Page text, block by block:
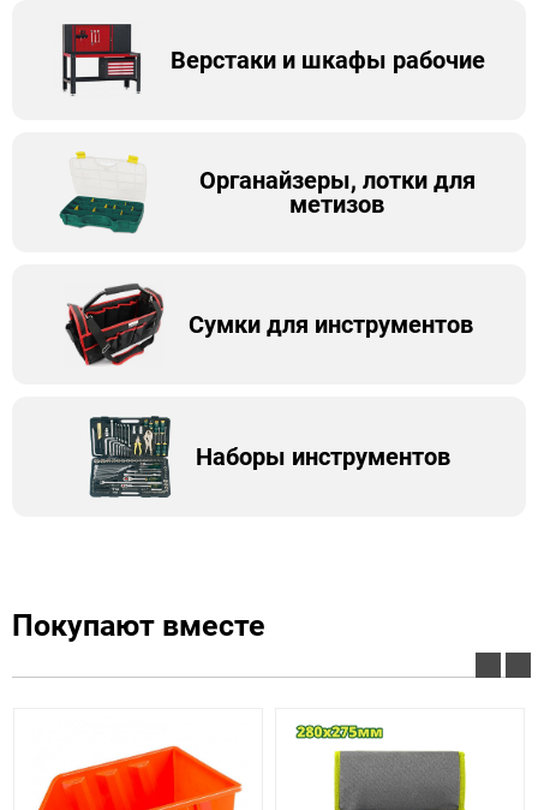
Верстаки и шкафы рабочие
Органайзеры, лотки для
метизов
Сумки для инструментов
Наборы инструментов
Покупают вместе